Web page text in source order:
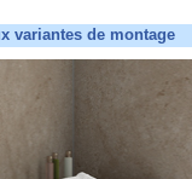
variantes de montage